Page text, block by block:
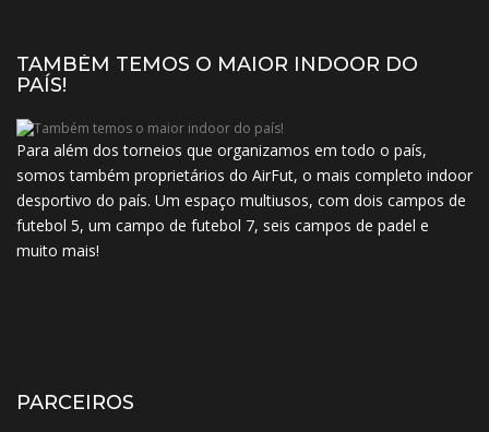
TAMBÉM TEMOS O MAIOR INDOOR DO
PAÍS!
Para além dos torneios que organizamos em todo o país,
somos também proprietários do AirFut, o mais completo indoor
desportivo do país. Um espaço multiusos, com dois campos de
futebol 5, um campo de futebol 7, seis campos de padel e
muito mais!
PARCEIROS